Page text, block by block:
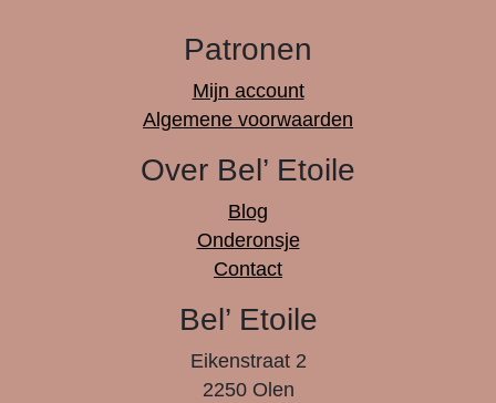
Patronen
Mijn account
Algemene voorwaarden
Over Bel’ Etoile
Blog
Onderonsje
Contact
Bel’ Etoile
Eikenstraat 2
2250 Olen